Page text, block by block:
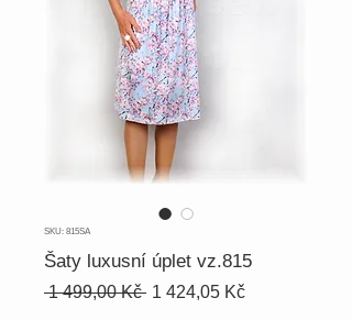
SKU: 815SA
Šaty luxusní úplet vz.815
1 499,00 Kč Běžná
1 424,05 KčZvýhodněná